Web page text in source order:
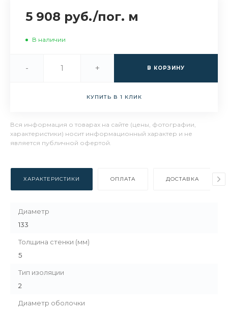
5 908 руб./пог. м
В наличии
- + В КОРЗИНУ
КУПИТЬ В 1 КЛИК
Вся информация о товарах на сайте (цены, фотографии,
характеристики) носит информационный характер и не
является публичной офертой.
ХАРАКТЕРИСТИКИ ОПЛАТА ДОСТАВКА
Диаметр
133
Толщина стенки (мм)
5
Тип изоляции
2
Диаметр оболочки